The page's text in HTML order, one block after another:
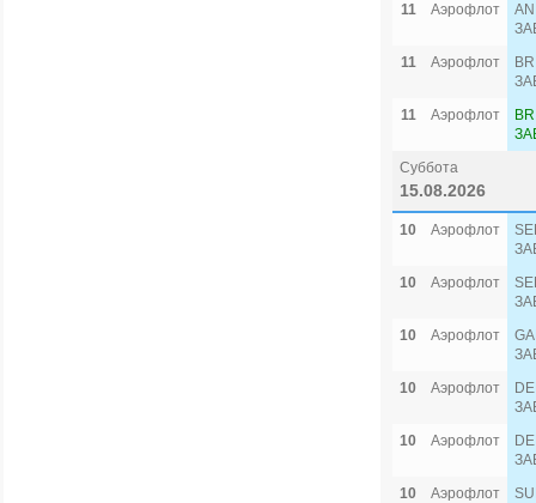
11
Аэрофлот
11
Аэрофлот
11
Аэрофлот
Суббота
15.08.2026
10 Аэрофлот
10
Аэрофлот
10
Аэрофлот
10
Аэрофлот
10
Аэрофлот
10
Аэрофлот